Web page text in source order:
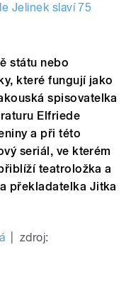
Jelinek slaví 75
státu nebo
které fungují jako
spisovatelka
Elfriede
a při této
seriál, ve kterém
teatroložka a
překladatelka Jitka
zdroj: